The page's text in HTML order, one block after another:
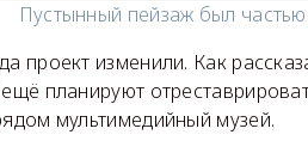
Пустынный пейзаж был
проект изменили. Как
планируют
мультимедийный музей.